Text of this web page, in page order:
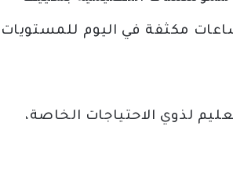
المعتادة للتدريس حضورياً لمدة 5 ساعات مكثفة في اليوم للمستويات
التعليم لذوي الاحتياجات الخاصة،